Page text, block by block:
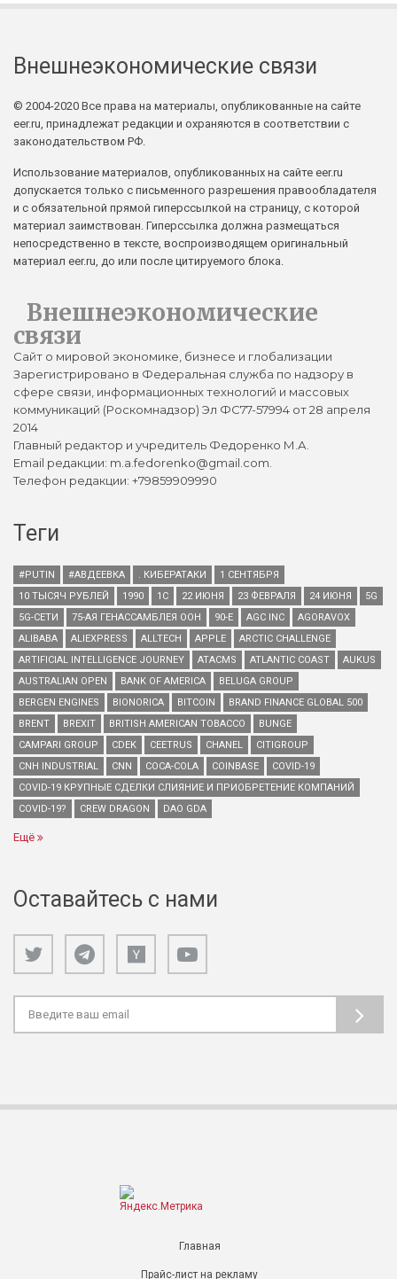
Внешнеэкономические связи
© 2004-2020 Все права на материалы, опубликованные на сайте
eer.ru, принадлежат редакции и охраняются в соответствии с
законодательством РФ.
Использование материалов, опубликованных на сайте eer.ru
допускается только с письменного разрешения правообладателя
и с обязательной прямой гиперссылкой на страницу, с которой
материал заимствован. Гиперссылка должна размещаться
непосредственно в тексте, воспроизводящем оригинальный
материал eer.ru, до или после цитируемого блока.
Внешнеэкономические
связи
Сайт о мировой экономике, бизнесе и глобализации
Зарегистрировано в Федеральная служба по надзору в
сфере связи, информационных технологий и массовых
коммуникаций (Роскомнадзор) Эл ФС77-57994 от 28 апреля
2014
Главный редактор и учредитель Федоренко М.А.
Email редакции: m.a.fedorenko@gmail.com.
Телефон редакции: +79859909990
Теги
#PUTIN #АВДЕЕВКА . КИБЕРАТАКИ
1 СЕНТЯБРЯ
10 ТЫСЯЧ РУБЛЕЙ
1990 1С 22 ИЮНЯ 23 ФЕВРАЛЯ 24 ИЮНЯ
5G
5G-СЕТИ
75-АЯ ГЕНАССАМБЛЕЯ ООН 90-Е AGC INC
AGORAVOX
ALIBABA
ALIEXPRESS ALLTECH APPLE
ARCTIC CHALLENGE
ARTIFICIAL INTELLIGENCE JOURNEY
ATACMS ATLANTIC COAST
AUKUS
AUSTRALIAN OPEN
BANK OF AMERICA
BELUGA GROUP
BERGEN ENGINES
BIONORICA BITCOIN
BRAND FINANCE GLOBAL 500
BRENT
BREXIT BRITISH AMERICAN TOBACCO
BUNGE
CAMPARI GROUP
CDEK CEETRUS CHANEL
CITIGROUP
CNH INDUSTRIAL
CNN COCA-COLA COINBASE
COVID-19
COVID-19 КРУПНЫЕ СДЕЛКИ СЛИЯНИЕ И ПРИОБРЕТЕНИЕ КОМПАНИЙ
COVID-19?
CREW DRAGON DAO GDA
Ещё
Оставайтесь с нами
Главная
Прайс-лист на рекламу